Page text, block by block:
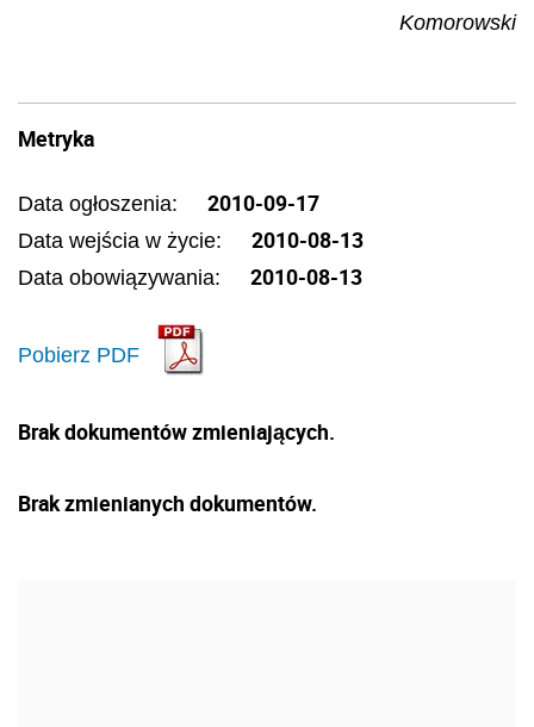
Komorowski
Metryka
Data ogłoszenia: 2010-09-17
Data wejścia w życie: 2010-08-13
Data obowiązywania: 2010-08-13
Pobierz PDF
Brak dokumentów zmieniających.
Brak zmienianych dokumentów.